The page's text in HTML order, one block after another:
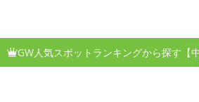
GW人気スポットランキングから探す【中